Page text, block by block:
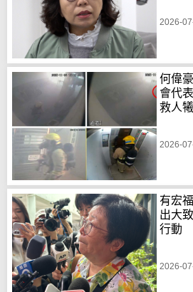
2026-
何偉
會代
救人
2026-
有宏
出大
行動
2026-